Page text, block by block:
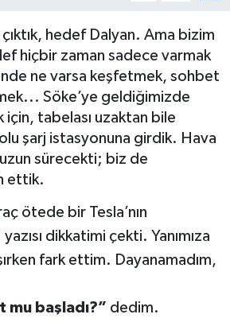
hedef Dalyan. Ama bizim
hiçbir zaman sadece varmak
ne varsa keşfetmek, sohbet
Söke’ye geldiğimizde
için, tabelası uzaktan bile
şarj istasyonuna girdik. Hava
uzun sürecekti; biz de
ettik.
ötede bir Tesla’nın
dikkatimi çekti. Yanımıza
fark ettim. Dayanamadım,
mu başladı?” dedim.